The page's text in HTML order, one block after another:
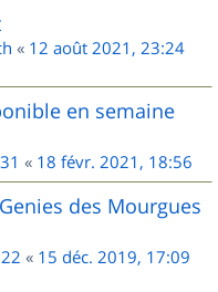
« 12 août 2021, 23:24
en semaine
« 18 févr. 2021, 18:56
des Mourgues
« 15 déc. 2019, 17:09